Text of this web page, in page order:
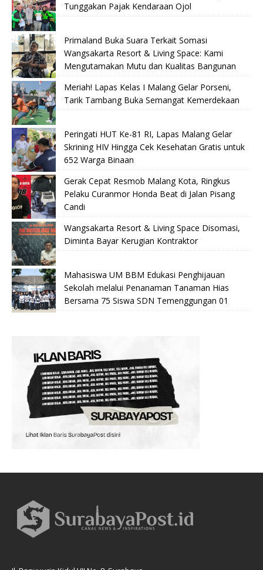
Tunggakan Pajak Kendaraan Ojol
Primaland Buka Suara Terkait Somasi
Wangsakarta Resort & Living Space: Kami
Mengutamakan Mutu dan Kualitas Bangunan
Meriah! Lapas Kelas I Malang Gelar Porseni,
Tarik Tambang Buka Semangat Kemerdekaan
Peringati HUT Ke-81 RI, Lapas Malang Gelar
Skrining HIV Hingga Cek Kesehatan Gratis untuk
652 Warga Binaan
Gerak Cepat Resmob Malang Kota, Ringkus
Pelaku Curanmor Honda Beat di Jalan Pisang
Candi
Wangsakarta Resort & Living Space Disomasi,
Diminta Bayar Kerugian Kontraktor
Mahasiswa UM BBM Edukasi Penghijauan
Sekolah melalui Penanaman Tanaman Hias
Bersama 75 Siswa SDN Temenggungan 01